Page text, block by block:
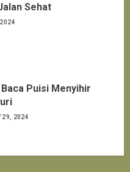
Sehat
Puisi Menyihir
29, 2024